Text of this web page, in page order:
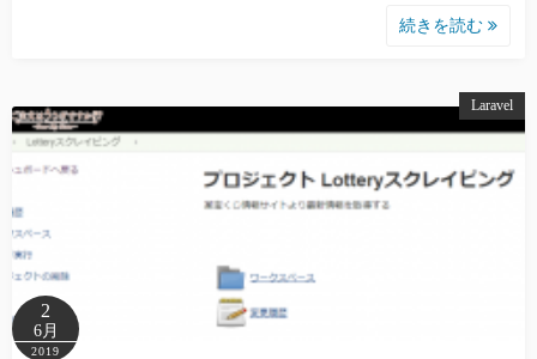
続きを読む
Laravel
2
6月
2019